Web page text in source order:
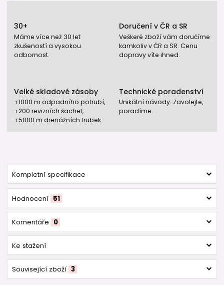
30+
Máme více než 30 let
zkušeností a vysokou
odbornost.
Doručení v ČR a SR
Veškeré zboží vám doručíme
kamkoliv v ČR a SR. Cenu
dopravy víte ihned.
Velké skladové zásoby
+1000 m odpadního potrubí,
+200 revizních šachet,
+5000 m drenážních trubek
Technické poradenství
Unikátní návody. Zavolejte,
poradíme.
Kompletní specifikace
Hodnocení 51
Komentáře 0
Ke stažení
Související zboží 3